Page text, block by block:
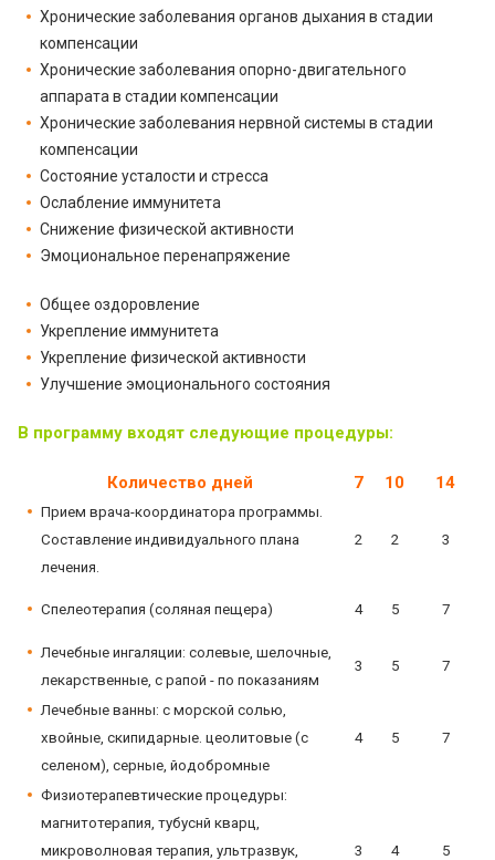
Хронические заболевания органов дыхания в стадии
компенсации
Хронические заболевания опорно-двигательного
аппарата в стадии компенсации
Хронические заболевания нервной системы в стадии
компенсации
Состояние усталости и стресса
Ослабление иммунитета
Снижение физической активности
Эмоциональное перенапряжение
Общее оздоровление
Укрепление иммунитета
Укрепление физической активности
Улучшение эмоционального состояния
В программу входят следующие процедуры:
Количество дней 7 10 14
Прием врача-координатора программы.
Составление индивидуального плана
лечения.
2 2 3
Спелеотерапия (соляная пещера) 4 5 7
Лечебные ингаляции: солевые, шелочные,
лекарственные, с рапой - по показаниям
3 5 7
Лечебные ванны: с морской солью,
хвойные, скипидарные. цеолитовые (с
селеном), серные, йодобромные
4 5 7
Физиотерапевтические процедуры:
магнитотерапия, тубуснй кварц,
микроволновая терапия, ультразвук,
3 4 5